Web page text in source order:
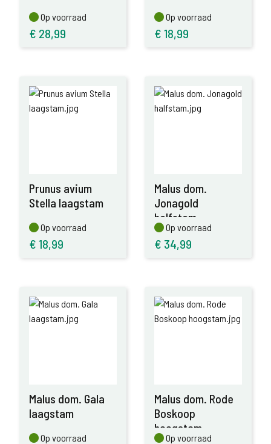
Op voorraad
Op voorraad
€ 28,99
Op voorraad
Op voorraad
€ 18,99
Prunus avium
Stella laagstam
Op voorraad
Op voorraad
€ 18,99
Malus dom.
Jonagold
halfstam
Op voorraad
Op voorraad
€ 34,99
Malus dom. Gala
laagstam
Op voorraad
Op voorraad
Malus dom. Rode
Boskoop
hoogstam
Op voorraad
Op voorraad